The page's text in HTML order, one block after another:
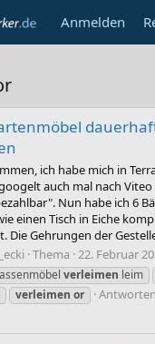
Anmelden
ich habe mich in
auch mal nach Viteo
Nun habe ich 6
einen Tisch in Eiche
Die Gehrungen der
Thema 22. Februar
verleimen leim
verleimen or